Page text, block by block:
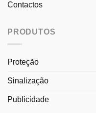
Contactos
PRODUTOS
Proteção
Sinalização
Publicidade